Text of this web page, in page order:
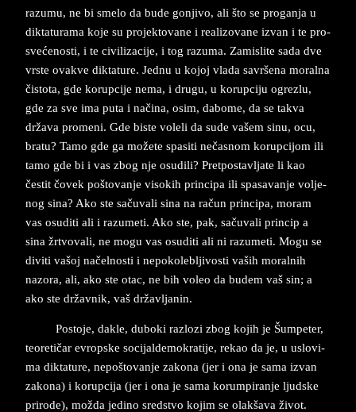
ra­zu­mu, ne bi sme­lo da bude gon­ji­vo, ali što se pro­gan­ja u
dik­ta­tu­ra­ma koje su pro­jek­to­va­ne i re­a­li­zo­va­ne iz­van i te pro­
svećeno­sti, i te ci­vi­li­za­ci­je, i tog ra­zu­ma. Za­mi­sli­te sada dve
vr­ste ova­kve dik­ta­tu­re. Jed­nu u ko­joj vla­da savršena mo­ral­na
čisto­ta, gde ko­rup­ci­je nema, i dru­gu, u ko­rup­ci­ju ogre­zlu,
gde za sve ima puta i načina, osim, da­bo­me, da se ta­kva
država pro­me­ni. Gde bi­ste vo­le­li da sude vašem sinu, ocu,
bra­tu? Ta­mo gde ga možete spa­si­ti nečasnom ko­rup­ci­jom ili
tamo gde bi i vas zbog nje osu­di­li? Pret­po­stav­lja­te li kao
čestit čovek po­što­van­je vi­so­kih prin­ci­pa ili spa­sa­vanje vol­je­
nog sina? Ako ste sačuva­li sina na ra­čun prin­ci­pa, mo­ram
vas osu­di­ti ali i raz­u­me­ti. Ako ste, pak, sačuva­li prin­cip a
sina žrtvo­va­li, ne mogu vas osu­di­ti ali ni raz­u­me­ti. Mogu se
di­vi­ti vašoj načel­no­sti i ne­po­ko­le­blji­vo­sti vaših mo­ral­nih
nazora, ali, ako ste otac, ne bih vo­leo da bu­dem vaš sin; a
ako ste držav­nik, vaš držav­lja­nin.
Po­sto­je, da­kle, du­bo­ki raz­lo­zi zbog ko­jih je Šum­pe­ter,
te­o­re­tičar evrop­ske so­ci­jal­de­mo­kra­ti­je, re­kao da je, u uslo­vi­
ma dik­ta­tu­re, nepošto­van­je za­ko­na (jer i ona ­je sama iz­van
za­ko­na) i ko­rup­ci­ja (jer i ona je sama ko­rum­pi­ran­je ljud­ske
pri­ro­de), možda je­di­no sred­stvo ko­jim se olakšava život.